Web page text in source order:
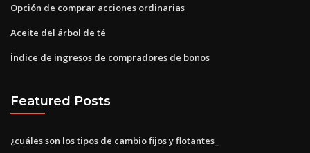
Opción de comprar acciones ordinarias
Aceite del árbol de té
Índice de ingresos de compradores de bonos
Featured Posts
¿cuáles son los tipos de cambio fijos y flotantes_